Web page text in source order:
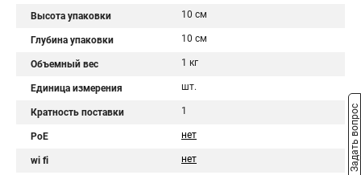
Высота упаковки 10 см
Глубина упаковки 10 см
Объемный вес 1 кг
Единица измерения шт.
Кратность поставки 1
PoE нет
wi fi нет Задать вопрос